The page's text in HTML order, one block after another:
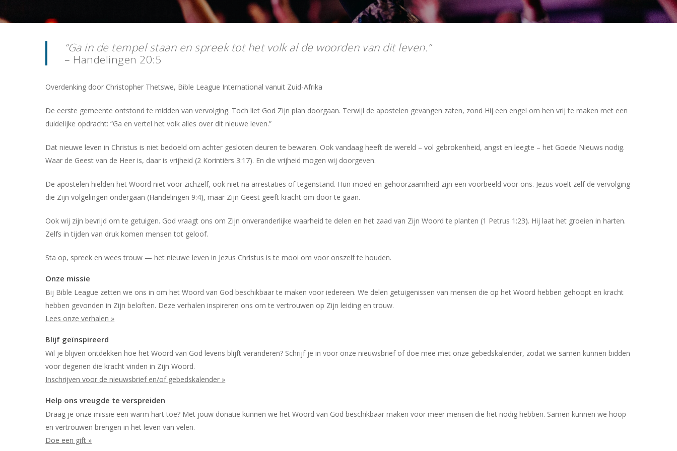
“Ga in de tempel staan en spreek tot het volk al de woorden van dit leven.”
– Handelingen 20:5
Overdenking door Christopher Thetswe, Bible League International vanuit Zuid-Afrika
De eerste gemeente ontstond te midden van vervolging. Toch liet God Zijn plan doorgaan. Terwijl de apostelen gevangen zaten, zond Hij een engel om hen vrij te maken met een
duidelijke opdracht: “Ga en vertel het volk alles over dit nieuwe leven.”
Dat nieuwe leven in Christus is niet bedoeld om achter gesloten deuren te bewaren. Ook vandaag heeft de wereld – vol gebrokenheid, angst en leegte – het Goede Nieuws nodig.
Waar de Geest van de Heer is, daar is vrijheid (2 Korintiërs 3:17). En die vrijheid mogen wij doorgeven.
De apostelen hielden het Woord niet voor zichzelf, ook niet na arrestaties of tegenstand. Hun moed en gehoorzaamheid zijn een voorbeeld voor ons. Jezus voelt zelf de vervolging
die Zijn volgelingen ondergaan (Handelingen 9:4), maar Zijn Geest geeft kracht om door te gaan.
Ook wij zijn bevrijd om te getuigen. God vraagt ons om Zijn onveranderlijke waarheid te delen en het zaad van Zijn Woord te planten (1 Petrus 1:23). Hij laat het groeien in harten.
Zelfs in tijden van druk komen mensen tot geloof.
Sta op, spreek en wees trouw — het nieuwe leven in Jezus Christus is te mooi om voor onszelf te houden.
Onze missie
Bij Bible League zetten we ons in om het Woord van God beschikbaar te maken voor iedereen. We delen getuigenissen van mensen die op het Woord hebben gehoopt en kracht
hebben gevonden in Zijn beloften. Deze verhalen inspireren ons om te vertrouwen op Zijn leiding en trouw.
Lees onze verhalen »
Blijf geïnspireerd
Wil je blijven ontdekken hoe het Woord van God levens blijft veranderen? Schrijf je in voor onze nieuwsbrief of doe mee met onze gebedskalender, zodat we samen kunnen bidden
voor degenen die kracht vinden in Zijn Woord.
Inschrijven voor de nieuwsbrief en/of gebedskalender »
Help ons vreugde te verspreiden
Draag je onze missie een warm hart toe? Met jouw donatie kunnen we het Woord van God beschikbaar maken voor meer mensen die het nodig hebben. Samen kunnen we hoop
en vertrouwen brengen in het leven van velen.
Doe een gift »